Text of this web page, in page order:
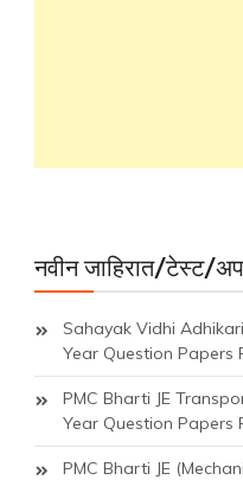
नवीन जाहिरात/टेस्ट/
Sahayak Vidhi
Year Question Papers
PMC Bharti JE
Year Question Papers
PMC Bharti JE